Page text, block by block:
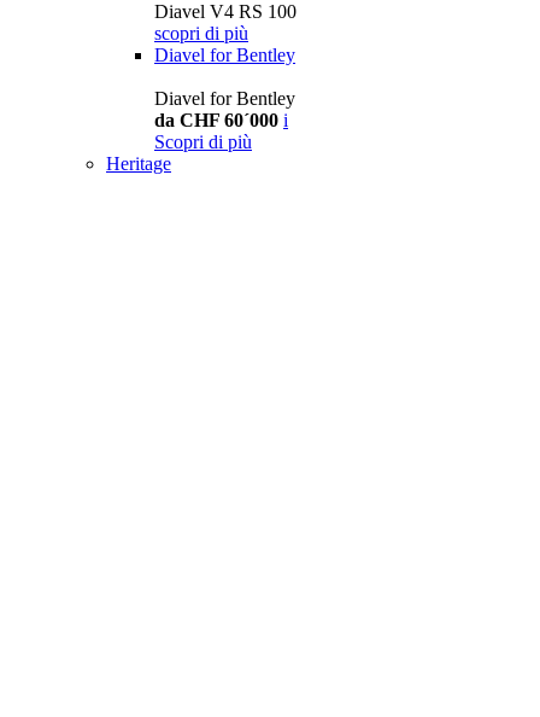
Diavel V4 RS 100
scopri di più
Diavel for Bentley
Diavel for Bentley
da CHF 60´000 i
Scopri di più
Heritage